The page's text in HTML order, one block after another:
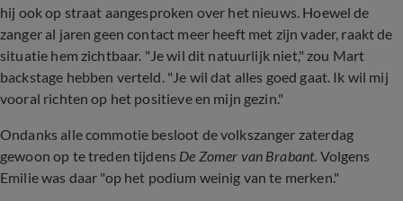
hij ook op straat aangesproken over het nieuws. Hoewel de
zanger al jaren geen contact meer heeft met zijn vader, raakt de
situatie hem zichtbaar. "Je wil dit natuurlijk niet," zou Mart
backstage hebben verteld. "Je wil dat alles goed gaat. Ik wil mij
vooral richten op het positieve en mijn gezin."
Ondanks alle commotie besloot de volkszanger zaterdag
gewoon op te treden tijdens De Zomer van Brabant. Volgens
Emilie was daar "op het podium weinig van te merken."